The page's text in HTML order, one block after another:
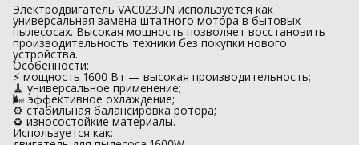
Электродвигатель VAC023UN используется как
универсальная замена штатного мотора в бытовых
пылесосах. Высокая мощность позволяет восстановить
производительность техники без покупки нового
устройства.
Особенности:
⚡ мощность 1600 Вт — высокая производительность;
🧹 универсальное применение;
🌬 эффективное охлаждение;
⚙️ стабильная балансировка ротора;
♻️ износостойкие материалы.
Используется как: